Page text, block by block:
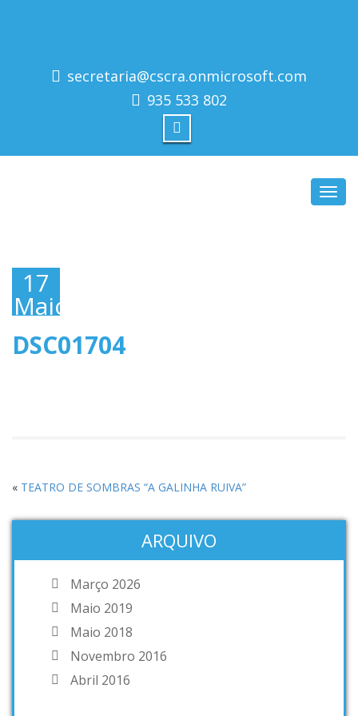
secretaria@cscra.onmicrosoft.com
935 533 802
17
Maio,
2019
DSC01704
« TEATRO DE SOMBRAS “A GALINHA RUIVA”
ARQUIVO
Março 2026
Maio 2019
Maio 2018
Novembro 2016
Abril 2016